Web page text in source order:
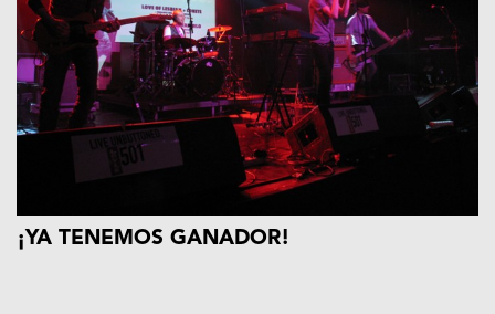
¡YA TENEMOS GANADOR!